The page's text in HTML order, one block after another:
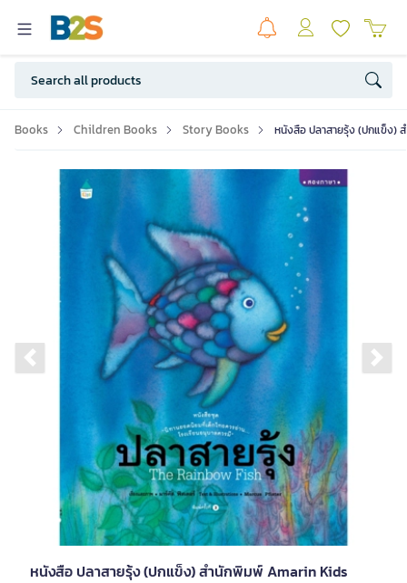
Books Children Books Story Books หนังสือ ปลาสายรุ้ง (ปกแข็ง)
Previous slide
หนังสือ ปลาสายรุ้ง (ปกแข็ง) สำนักพิมพ์ Amarin Kids